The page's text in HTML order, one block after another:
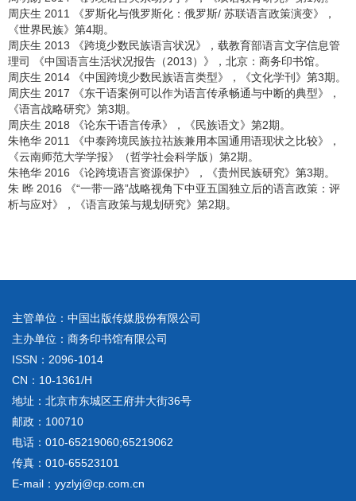
周庆生 2011 《罗斯化与俄罗斯化：俄罗斯/ 苏联语言政策演变》，
《世界民族》第4期。
周庆生 2013 《跨境少数民族语言状况》，载教育部语言文字信息管
理司 《中国语言生活状况报告（2013）》，北京：商务印书馆。
周庆生 2014 《中国跨境少数民族语言类型》，《文化学刊》第3期。
周庆生 2017 《东干语案例可以作为语言传承畅通与中断的典型》，
《语言战略研究》第3期。
周庆生 2018 《论东干语言传承》，《民族语文》第2期。
朱艳华 2011 《中泰跨境民族拉祜族兼用本国通用语现状之比较》，
《云南师范大学学报》（哲学社会科学版）第2期。
朱艳华 2016 《论跨境语言资源保护》，《贵州民族研究》第3期。
朱 晔 2016 《“一带一路”战略视角下中亚五国独立后的语言政策：评
析与应对》，《语言政策与规划研究》第2期。
主管单位：中国出版传媒股份有限公司
主办单位：商务印书馆有限公司
ISSN：2096-1014
CN：10-1361/H
地址：北京市东城区王府井大街36号
邮政：100710
电话：010-65219060;65219062
传真：010-65523101
E-mail：yyzlyj@cp.com.cn